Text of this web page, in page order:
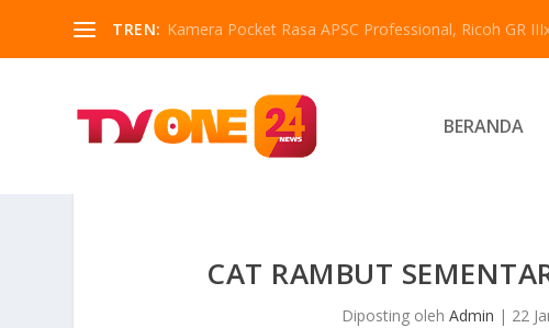
TREN: Kamera Pocket Rasa APSC Professional, Ricoh GR
BERANDA
CAT RAMBUT
Diposting olehAdmin | 22